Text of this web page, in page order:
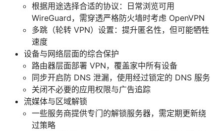
根据用途选择合适的协议：日常浏览可用
WireGuard，需穿透严格防火墙时考虑 OpenVPN
多跳（轮转 VPN）设置：提升匿名性，但可能牺牲
速度
设备与网络层面的综合保护
路由器层面部署 VPN，覆盖家中所有设备
同步开启防 DNS 泄漏，使用经过锁定的 DNS 服务
关闭不必要的应用权限与广告追踪
流媒体与区域解锁
一些服务商提供专门的解锁服务器，需定期更新绕
过策略